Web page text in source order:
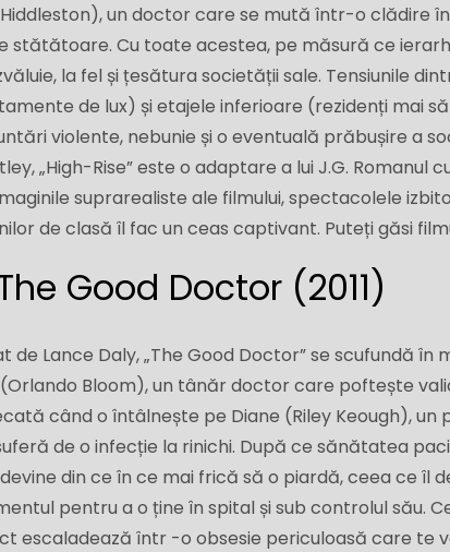
un doctor care se mută într-o clădire
stătătoare. Cu toate acestea, pe măsură ce
la fel și țesătura societății sale. Tensiunile
de lux) și etajele inferioare (rezidenți mai
violente, nebunie și o eventuală prăbușire a
„High-Rise” este o adaptare a lui J.G. Romanul
suprarealiste ale filmului, spectacolele
de clasă îl fac un ceas captivant. Puteți găsi
Good Doctor (2011)
de Lance Daly, „The Good Doctor” se scufundă
Bloom), un tânăr doctor care poftește
când o întâlnește pe Diane (Riley Keough), un
de o infecție la rinichi. După ce sănătatea
din ce în ce mai frică să o piardă, ceea ce îl
pentru a o ține în spital și sub controlul său.
escaladează într -o obsesie periculoasă care te